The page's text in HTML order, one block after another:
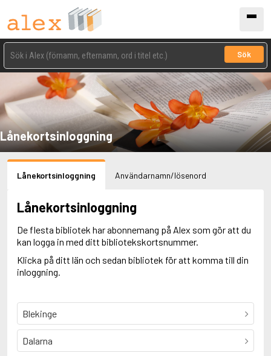
Sök
Lånekortsinloggning
Lånekortsinloggning Användarnamn/lösenord
Lånekortsinloggning
De flesta bibliotek har abonnemang på Alex som gör att du
kan logga in med ditt bibliotekskortsnummer.
Klicka på ditt län och sedan bibliotek för att komma till din
inloggning.
Blekinge
Dalarna